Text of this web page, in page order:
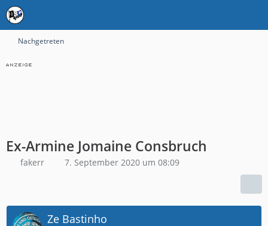
Nachgetreten
Ex-Armine Jomaine Consbruch
fakerr 7. September 2020 um 08:09
Ze Bastinho